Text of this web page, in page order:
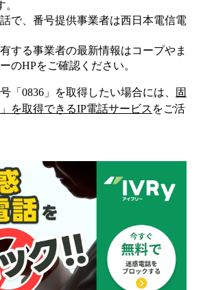
。
で、番号提供事業者は西日本電信電
する事業者の最新情報はコープやま
のHPをご確認ください。
「 0836 」を取得したい場合には、
固
」を取得できるIP電話サービス をご活